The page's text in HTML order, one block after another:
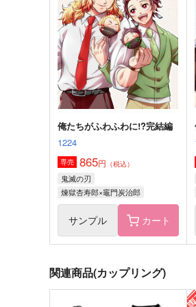
うたげや
1,572円（税込）
煉獄杏寿郎×竈門炭治郎
サンプル 作品詳細
俺たちがふわふわに!?完結編
1224
専売 865円 （税込）
鬼滅の刃
煉獄杏寿郎×竈門炭治郎
サンプル カート
関連商品(カップリング)